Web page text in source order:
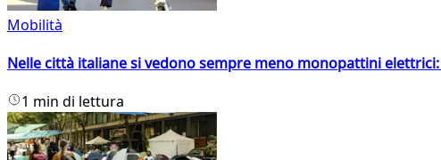
Mobilità
Nelle città italiane si vedono sempre meno monopattini
1 min di lettura